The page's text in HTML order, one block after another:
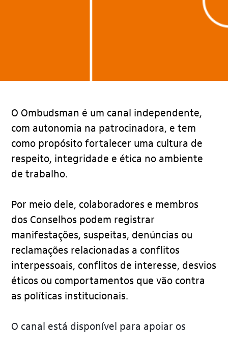
O Ombudsman é um canal independente,
com autonomia na patrocinadora, e tem
como propósito fortalecer uma cultura de
respeito, integridade e ética no ambiente
de trabalho.
Por meio dele, colaboradores e membros
dos Conselhos podem registrar
manifestações, suspeitas, denúncias ou
reclamações relacionadas a conflitos
interpessoais, conflitos de interesse, desvios
éticos ou comportamentos que vão contra
as políticas institucionais.
O canal está disponível para apoiar os